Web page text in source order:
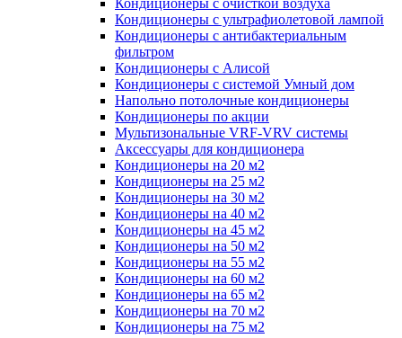
Кондиционеры с ультрафиолетовой лампой
Кондиционеры с антибактериальным
фильтром
Кондиционеры с Алисой
Кондиционеры с системой Умный дом
Напольно потолочные кондиционеры
Кондиционеры по акции
Мультизональные VRF-VRV системы
Аксессуары для кондиционера
Кондиционеры на 20 м2
Кондиционеры на 25 м2
Кондиционеры на 30 м2
Кондиционеры на 40 м2
Кондиционеры на 45 м2
Кондиционеры на 50 м2
Кондиционеры на 55 м2
Кондиционеры на 60 м2
Кондиционеры на 65 м2
Кондиционеры на 70 м2
Кондиционеры на 75 м2